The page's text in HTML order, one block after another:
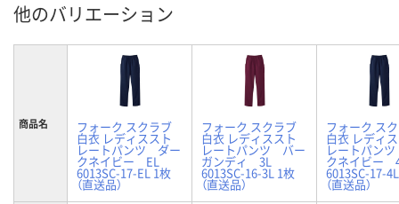
他のバリエーション
商品名 フォーク スクラブ
白衣 レディススト
レートパンツ ダー
クネイビー EL
6013SC-17-EL 1枚
（直送品）
フォーク スクラブ
白衣 レディススト
レートパンツ バー
ガンディ 3L
6013SC-16-3L 1枚
（直送品）
フォーク ス
白衣 レディ
レートパン
クネイビー
6013SC-17-
（直送品）